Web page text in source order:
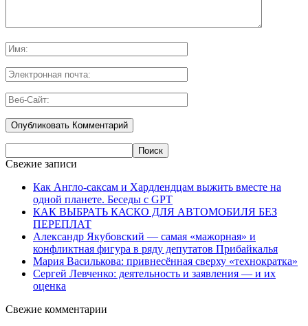
Свежие записи
Как Англо-саксам и Хардлендцам выжить вместе на
одной планете. Беседы с GPT
КАК ВЫБРАТЬ КАСКО ДЛЯ АВТОМОБИЛЯ БЕЗ
ПЕРЕПЛАТ
Александр Якубовский — самая «мажорная» и
конфликтная фигура в ряду депутатов Прибайкалья
Мария Василькова: привнесённая сверху «технократка»
Сергей Левченко: деятельность и заявления — и их
оценка
Свежие комментарии